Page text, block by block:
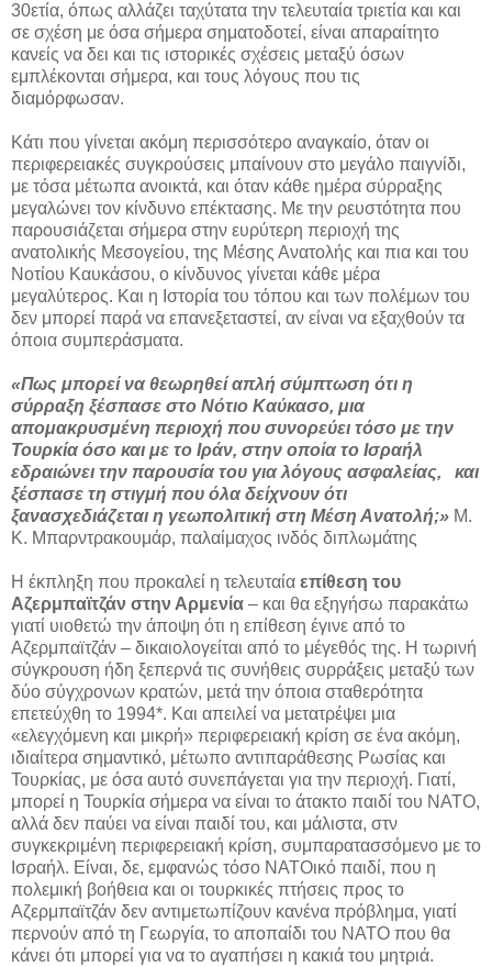
30ετία, όπως αλλάζει ταχύτατα την τελευταία τριετία και και
σε σχέση με όσα σήμερα σηματοδοτεί, είναι απαραίτητο
κανείς να δει και τις ιστορικές σχέσεις μεταξύ όσων
εμπλέκονται σήμερα, και τους λόγους που τις
διαμόρφωσαν.
Κάτι που γίνεται ακόμη περισσότερο αναγκαίο, όταν οι
περιφερειακές συγκρούσεις μπαίνουν στο μεγάλο παιγνίδι,
με τόσα μέτωπα ανοικτά, και όταν κάθε ημέρα σύρραξης
μεγαλώνει τον κίνδυνο επέκτασης. Με την ρευστότητα που
παρουσιάζεται σήμερα στην ευρύτερη περιοχή της
ανατολικής Μεσογείου, της Μέσης Ανατολής και πια και του
Νοτίου Καυκάσου, ο κίνδυνος γίνεται κάθε μέρα
μεγαλύτερος. Και η Ιστορία του τόπου και των πολέμων του
δεν μπορεί παρά να επανεξεταστεί, αν είναι να εξαχθούν τα
όποια συμπεράσματα.
«Πως μπορεί να θεωρηθεί απλή σύμπτωση ότι η
σύρραξη ξέσπασε στο Νότιο Καύκασο, μια
απομακρυσμένη περιοχή που συνορεύει τόσο με την
Τουρκία όσο και με το Ιράν, στην οποία το Ισραήλ
εδραιώνει την παρουσία του για λόγους ασφαλείας, και
ξέσπασε τη στιγμή που όλα δείχνουν ότι
ξανασχεδιάζεται η γεωπολιτική στη Μέση Ανατολή;» M.
K. Μπαρντρακουμάρ, παλαίμαχος ινδός διπλωμάτης
Η έκπληξη που προκαλεί η τελευταία επίθεση του
Αζερμπαϊτζάν στην Αρμενία – και θα εξηγήσω παρακάτω
γιατί υιοθετώ την άποψη ότι η επίθεση έγινε από το
Αζερμπαϊτζάν – δικαιολογείται από το μέγεθός της. Η τωρινή
σύγκρουση ήδη ξεπερνά τις συνήθεις συρράξεις μεταξύ των
δύο σύγχρονων κρατών, μετά την όποια σταθερότητα
επετεύχθη το 1994*. Και απειλεί να μετατρέψει μια
«ελεγχόμενη και μικρή» περιφερειακή κρίση σε ένα ακόμη,
ιδιαίτερα σημαντικό, μέτωπο αντιπαράθεσης Ρωσίας και
Τουρκίας, με όσα αυτό συνεπάγεται για την περιοχή. Γιατί,
μπορεί η Τουρκία σήμερα να είναι το άτακτο παιδί του ΝΑΤΟ,
αλλά δεν παύει να είναι παιδί του, και μάλιστα, στν
συγκεκριμένη περιφερειακή κρίση, συμπαρατασσόμενο με το
Ισραήλ. Είναι, δε, εμφανώς τόσο ΝΑΤΟικό παιδί, που η
πολεμική βοήθεια και οι τουρκικές πτήσεις προς το
Αζερμπαϊτζάν δεν αντιμετωπίζουν κανένα πρόβλημα, γιατί
περνούν από τη Γεωργία, το αποπαίδι του ΝΑΤΟ που θα
κάνει ότι μπορεί για να το αγαπήσει η κακιά του μητριά.